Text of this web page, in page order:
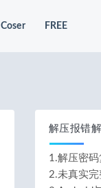
Coser FREE
解压报错
1.解压密
2.未真实